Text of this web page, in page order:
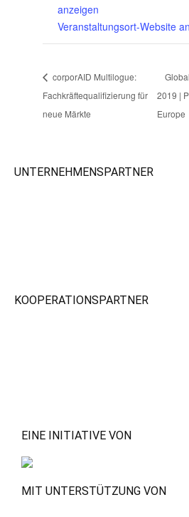
anzeigen
Veranstaltungsort-Website
corporAID Multilogue:
Fachkräftequalifizierung für
neue Märkte
2019 |
Europe
UNTERNEHMENSPARTNER
KOOPERATIONSPARTNER
EINE INITIATIVE VON
MIT UNTERSTÜTZUNG VON